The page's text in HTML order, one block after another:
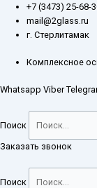
Перейти
содержимому
+7 (3473) 25-68-
mail@2glass.ru
г. Стерлитамак
Комплексное
Whatsapp Viber
Поиск
Заказать звонок
Поиск
Количество
товара
Лабораторная
печь